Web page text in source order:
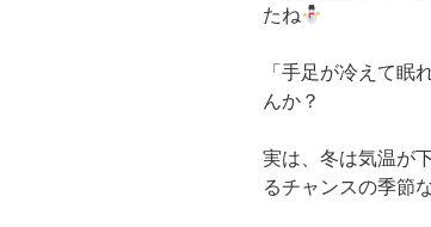
たね
「手足が冷えて
んか？
実は、冬は気温が
るチャンスの季節